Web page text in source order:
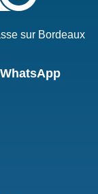
sur Bordeaux